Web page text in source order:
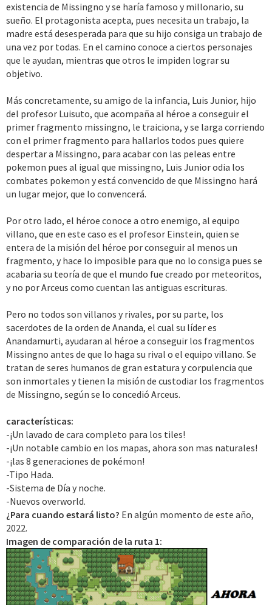
existencia de Missingno y se haría famoso y millonario, su
sueño. El protagonista acepta, pues necesita un trabajo, la
madre está desesperada para que su hijo consiga un trabajo de
una vez por todas. En el camino conoce a ciertos personajes
que le ayudan, mientras que otros le impiden lograr su
objetivo.
Más concretamente, su amigo de la infancia, Luis Junior, hijo
del profesor Luisuto, que acompaña al héroe a conseguir el
primer fragmento missingno, le traiciona, y se larga corriendo
con el primer fragmento para hallarlos todos pues quiere
despertar a Missingno, para acabar con las peleas entre
pokemon pues al igual que missingno, Luis Junior odia los
combates pokemon y está convencido de que Missingno hará
un lugar mejor, que lo convencerá.
Por otro lado, el héroe conoce a otro enemigo, al equipo
villano, que en este caso es el profesor Einstein, quien se
entera de la misión del héroe por conseguir al menos un
fragmento, y hace lo imposible para que no lo consiga pues se
acabaria su teoría de que el mundo fue creado por meteoritos,
y no por Arceus como cuentan las antiguas escrituras.
Pero no todos son villanos y rivales, por su parte, los
sacerdotes de la orden de Ananda, el cual su líder es
Anandamurti, ayudaran al héroe a conseguir los fragmentos
Missingno antes de que lo haga su rival o el equipo villano. Se
tratan de seres humanos de gran estatura y corpulencia que
son inmortales y tienen la misión de custodiar los fragmentos
de Missingno, según se lo concedió Arceus.
características:
-¡Un lavado de cara completo para los tiles!
-¡Un notable cambio en los mapas, ahora son mas naturales!
-¡las 8 generaciones de pokémon!
-Tipo Hada.
-Sistema de Día y noche.
-Nuevos overworld.
¿Para cuando estará listo? En algún momento de este año,
2022.
Imagen de comparación de la ruta 1: